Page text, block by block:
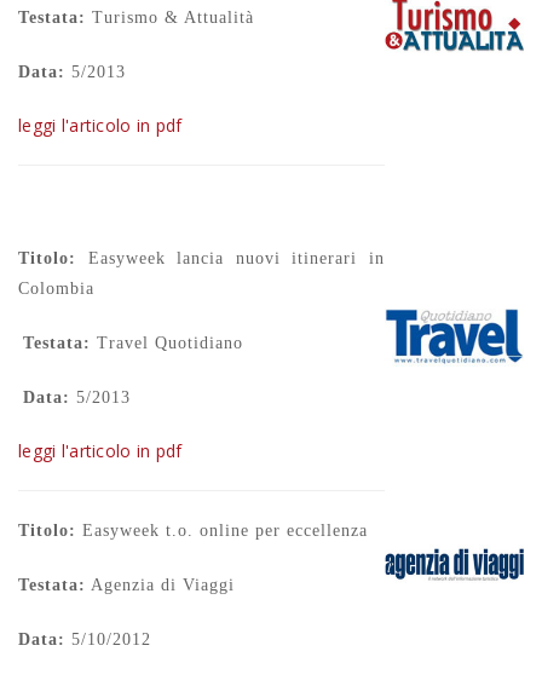
Testata: Turismo & Attualità
Data: 5/2013
leggi l'articolo in pdf
Titolo:
Easyweek lancia nuovi itinerari in
Colombia
Testata: Travel Quotidiano
Data: 5/2013
leggi l'articolo in pdf
Titolo: Easyweek t.o. online per eccellenza
Testata: Agenzia di Viaggi
Data: 5/10/2012